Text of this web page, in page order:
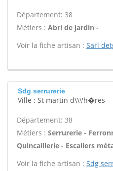
Département: 38
Métiers : Abri de jardin -
Voir la fiche artisan : Sarl
Sdg serrurerie
Ville : St martin d\\\'h�res
Département: 38
Métiers : Serrurerie -
Quincaillerie - Escaliers
Voir la fiche artisan : Sdg